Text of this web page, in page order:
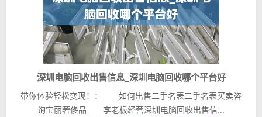
深圳电脑回收出售信息_深圳电脑回收哪个平台好
带你体验轻松变现！： 如何出售二手名表二手名表买卖咨
询宝丽奢侈品 李老板经营深圳电脑回收出售信...